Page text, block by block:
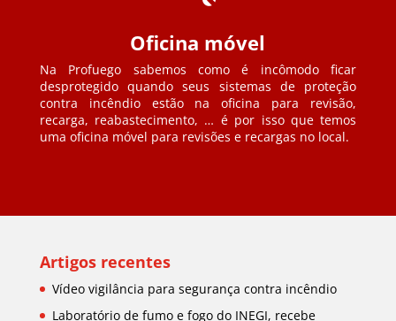
Oficina móvel
Na Profuego sabemos como é incômodo ficar
desprotegido quando seus sistemas de proteção
contra incêndio estão na oficina para revisão,
recarga, reabastecimento, … é por isso que temos
uma oficina móvel para revisões e recargas no local.
Artigos recentes
Vídeo vigilância para segurança contra incêndio
Laboratório de fumo e fogo do INEGI, recebe